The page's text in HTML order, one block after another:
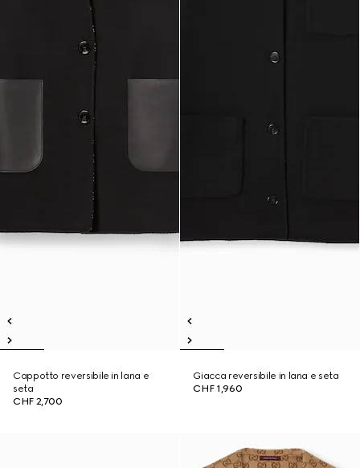
Cappotto reversibile in lana e
seta
CHF 2,700
Giacca reversibile in lana e seta
CHF 1,960